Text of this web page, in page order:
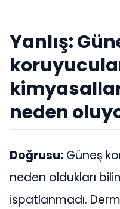
Yanlış:
neden
Doğrusu: Güneş
neden oldukları
ispatlanmadı.